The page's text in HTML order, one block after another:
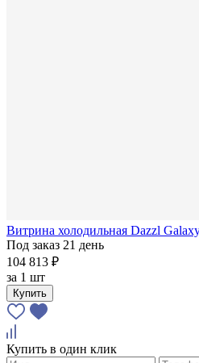
Витрина холодильная Dazzl
Под заказ 21 день
104 813 ₽
за 1 шт
Купить
Купить в один клик